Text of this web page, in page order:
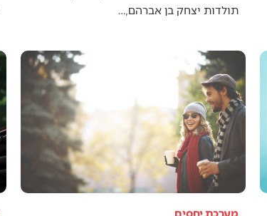
תולדות יצחק בן אברהם,…
מערכת יחסים